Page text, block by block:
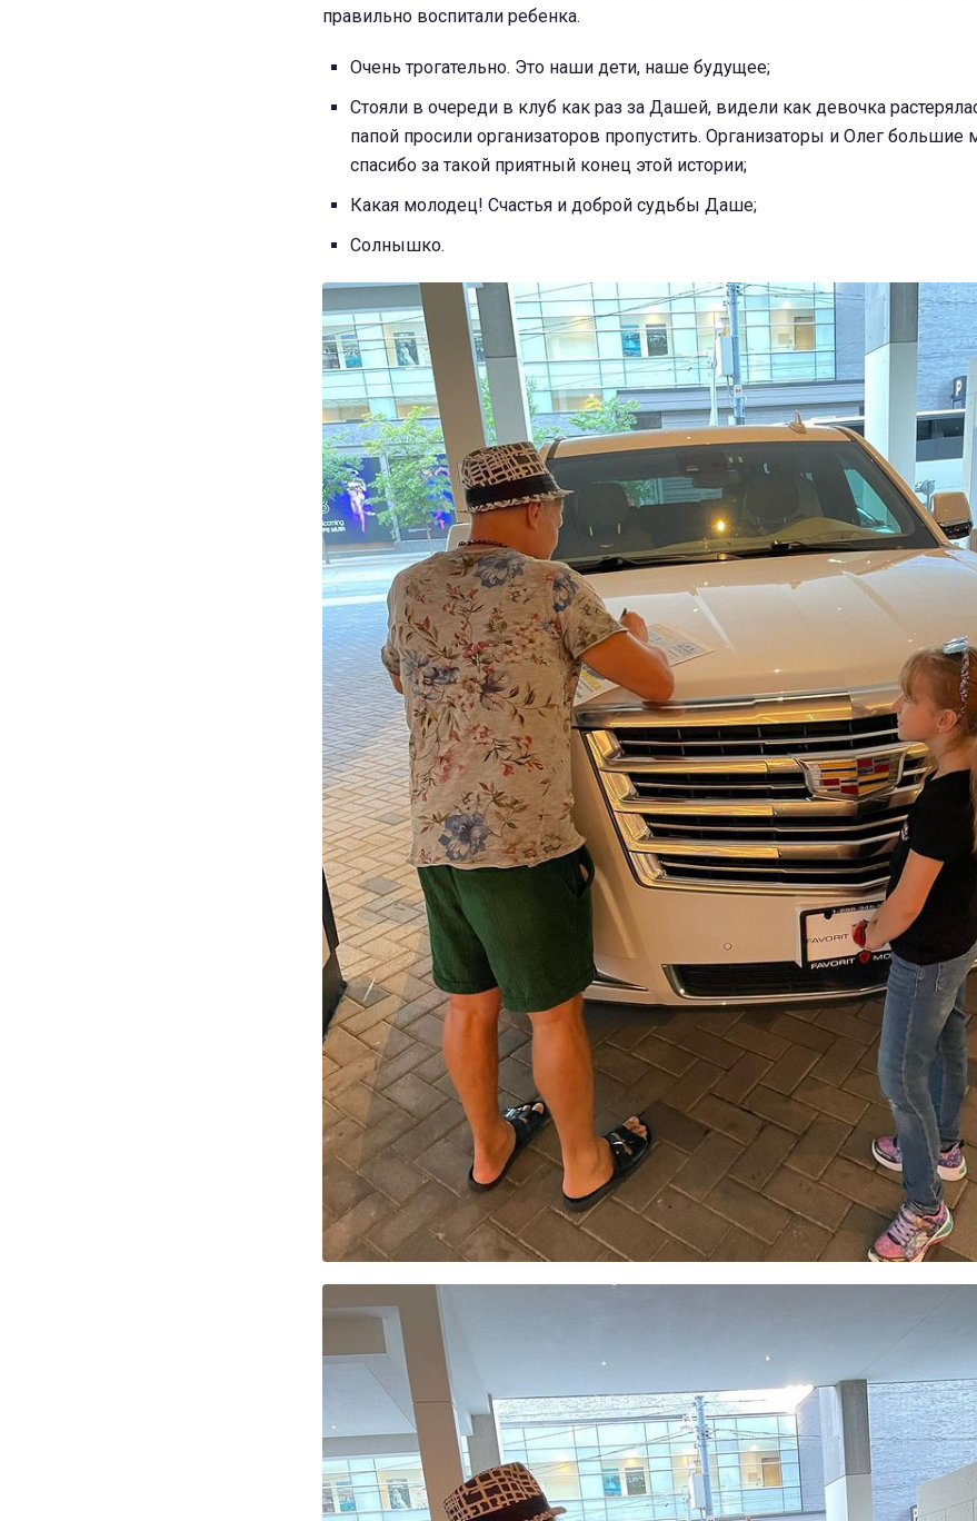
правильно воспитали ребенка.
Очень трогательно. Это наши дети, наше будущее;
Стояли в очереди в клуб как раз за Дашей, видели как девочка
папой просили организаторов пропустить. Организаторы и Олег большие
спасибо за такой приятный конец этой истории;
Какая молодец! Счастья и доброй судьбы Даше;
Солнышко.